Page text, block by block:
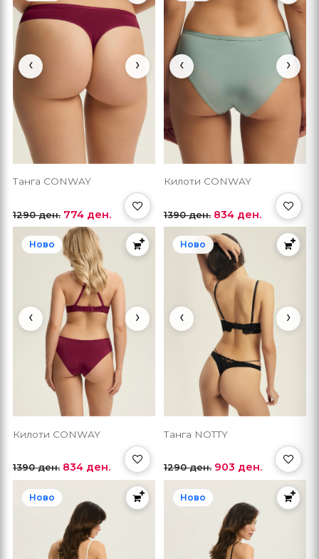
‹ ›
Танга CONWAY
1290 ден. 774 ден.
‹ ›
Килоти CONWAY
1390 ден. 834 ден.
‹ ›
Ново
Килоти CONWAY
1390 ден. 834 ден.
‹ ›
Ново
Танга NOTTY
1290 ден. 903 ден.
Ново Ново